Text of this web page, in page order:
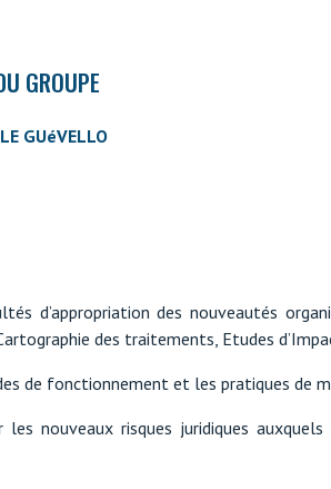
GROUPE
GUéVELLO
d’appropriation des nouveautés
des traitements, Etudes
de fonctionnement et les pratiques de
les nouveaux risques juridiques